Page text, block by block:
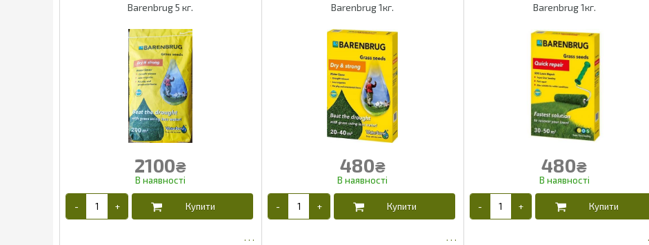
Barenbrug 5 кг.
2100₴
Barenbrug 1кг.
480₴
Barenbrug 1кг.
480₴